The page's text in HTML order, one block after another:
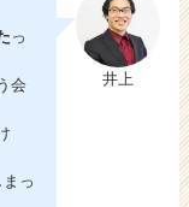
井上
っ
会
っ